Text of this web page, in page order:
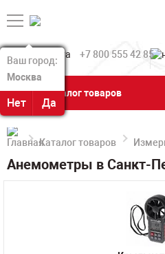
Ваш город:
Москва
Нет Да
Ваш город:
Москва
Нет Да
+7 800 555 42 85
Каталог товаров
Каталог товаров
Анемометры в Санкт-